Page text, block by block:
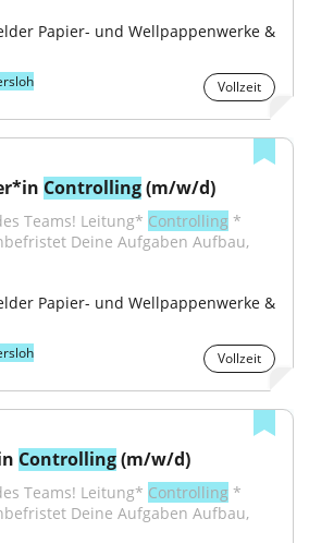
Papier- und Wellpappenwerke &
Vollzeit
Controlling (m/w/d)
Teams! Leitung* Controlling *
Deine Aufgaben Aufbau,
Papier- und Wellpappenwerke &
Vollzeit
Controlling (m/w/d)
Teams! Leitung* Controlling *
Deine Aufgaben Aufbau,